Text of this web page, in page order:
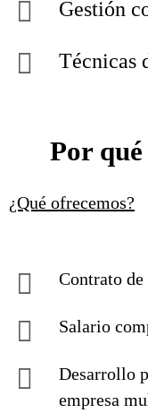
Gestión
Técnicas
Por
¿Qué ofrecemos?
Contrato
Salario
Desarrollo
empresa